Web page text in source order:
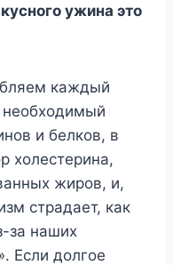
ужина это
каждый
необходимый
и белков, в
холестерина,
жиров, и,
страдает, как
за наших
Если долгое